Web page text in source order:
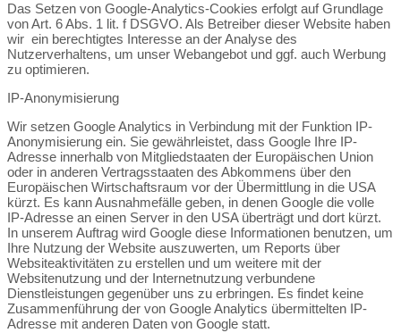
Das Setzen von Google-Analytics-Cookies erfolgt auf Grundlage
von Art. 6 Abs. 1 lit. f DSGVO. Als Betreiber dieser Website haben
wir ein berechtigtes Interesse an der Analyse des
Nutzerverhaltens, um unser Webangebot und ggf. auch Werbung
zu optimieren.
IP-Anonymisierung
Wir setzen Google Analytics in Verbindung mit der Funktion IP-
Anonymisierung ein. Sie gewährleistet, dass Google Ihre IP-
Adresse innerhalb von Mitgliedstaaten der Europäischen Union
oder in anderen Vertragsstaaten des Abkommens über den
Europäischen Wirtschaftsraum vor der Übermittlung in die USA
kürzt. Es kann Ausnahmefälle geben, in denen Google die volle
IP-Adresse an einen Server in den USA überträgt und dort kürzt.
In unserem Auftrag wird Google diese Informationen benutzen, um
Ihre Nutzung der Website auszuwerten, um Reports über
Websiteaktivitäten zu erstellen und um weitere mit der
Websitenutzung und der Internetnutzung verbundene
Dienstleistungen gegenüber uns zu erbringen. Es findet keine
Zusammenführung der von Google Analytics übermittelten IP-
Adresse mit anderen Daten von Google statt.